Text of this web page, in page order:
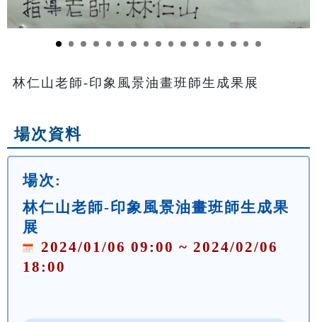
林仁山老師-印象風景油畫班師生成果展
場次資料
場次:
林仁山老師-印象風景油畫班師生成果
展
2024/01/06 09:00 ~ 2024/02/06
18:00